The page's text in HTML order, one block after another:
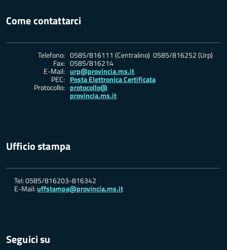
Come contattarci
Telefono: 0585/816111 (Centralino) 0585/816252 (Urp)
Fax: 0585/816214
E-Mail: urp@provincia.ms.it
PEC: Posta Elettronica Certificata
Protocollo: protocollo@
provincia.ms.it
Ufficio stampa
Tel: 0585/816203-816342
E-Mail:uffstampa@provincia.ms.it
Seguici su